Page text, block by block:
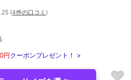
(4件の口コミ )
円クーポンプレゼント！ >